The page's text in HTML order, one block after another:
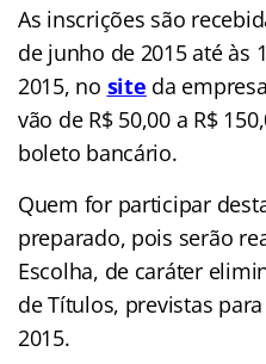
As inscrições são
de junho de 2015 até às
2015, no site da
vão de R$ 50,00 a R$
boleto bancário.
Quem for participar
preparado, pois serão
Escolha, de caráter
de Títulos, previstas
2015.